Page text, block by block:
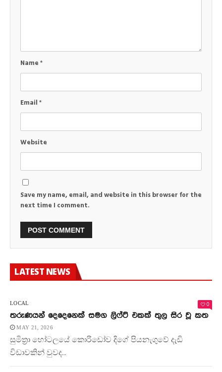
Name*
Email*
Website
Save my name, email, and website in this browser for the
next time I comment.
LATEST NEWS
LOCAL 0
තරුණයන් දෙදෙනෙක් සමග ලිෆ්ට් එකක් තුල සිර වූ කත
MAY 21, 2026
සුමිත්‍රා හෝටලයේ කොරිඩෝව දිගේ පියනැගුවේ දැඩි
විඩාවකින් වුවද...